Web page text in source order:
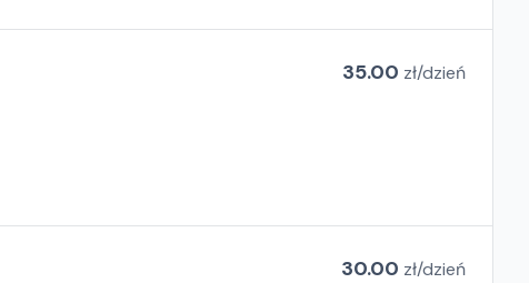
35.00 zł/dzień
30.00 zł/dzień